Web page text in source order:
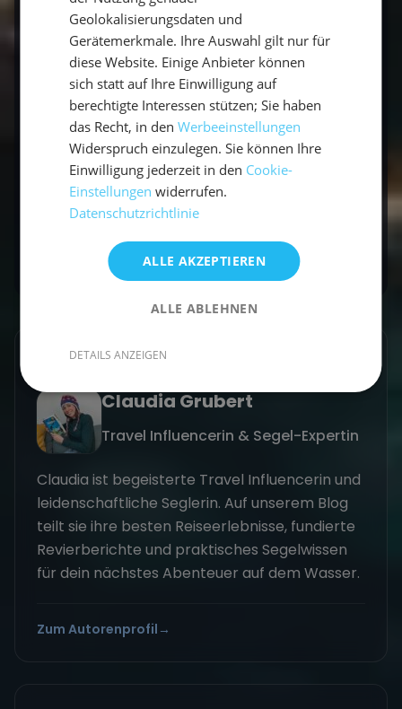
Klassisch ist eine Woche (7 Tage). Es gibt aber
auch Wochenend-Törns, mehrwöchige Reisen
und Meilentörns.
Braucht man für einen Segeltörn
Erfahrung?
Nein. Beim Mitsegeln mit Skipper kommst du
ganz ohne Vorkenntnisse an Bord – ideal für
GESCHRIEBEN VON
Claudia Grubert
Travel Influencerin & Segel-Expertin
Claudia ist begeisterte Travel Influencerin und
leidenschaftliche Seglerin. Auf unserem Blog
teilt sie ihre besten Reiseerlebnisse, fundierte
Revierberichte und praktisches Segelwissen
für dein nächstes Abenteuer auf dem Wasser.
Zum Autorenprofil →
Geolokalisierungsdaten und
Gerätemerkmale. Ihre Auswahl gilt nur für
diese Website. Einige Anbieter können
sich statt auf Ihre Einwilligung auf
berechtigte Interessen stützen; Sie haben
das Recht, in denWerbeeinstellungen
Widerspruch einzulegen. Sie können Ihre
Einwilligung jederzeit in den Cookie-
Einstellungen widerrufen.
Datenschutzrichtlinie
ALLE AKZEPTIEREN
ALLE ABLEHNEN
DETAILS ANZEIGEN